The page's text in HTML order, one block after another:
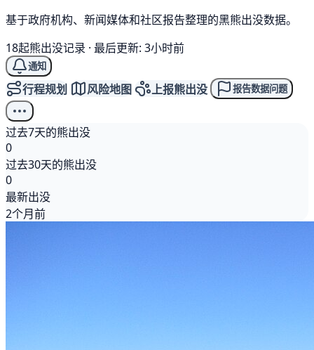
基于政府机构、新闻媒体和社区报告整理的黑熊出没数据。
18起熊出没记录 · 最后更新: 3小时前
通知
行程规划 风险地图 上报熊出没 报告数据问题
过去7天的熊出没
0
过去30天的熊出没
0
最新出没
2个月前